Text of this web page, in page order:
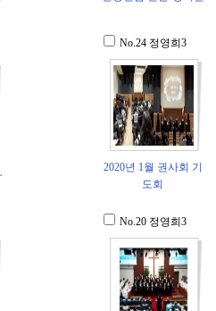
No.24 정영희3
2020년 1월 권사회 기
도회
No.20 정영희3